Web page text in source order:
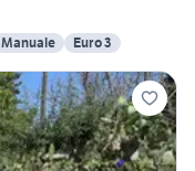
Manuale Euro 3